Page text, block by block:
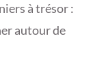
à trésor :
autour de